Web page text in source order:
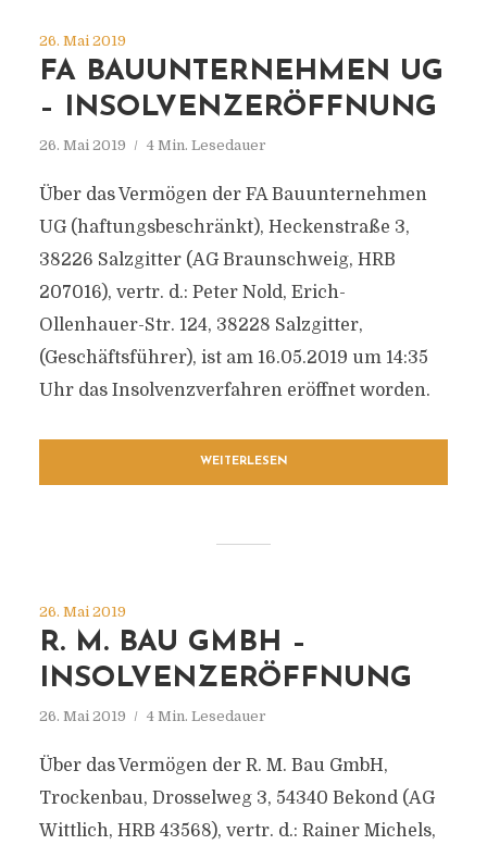
26. Mai 2019
FA BAUUNTERNEHMEN UG
– INSOLVENZERÖFFNUNG
26. Mai 2019 4 Min. Lesedauer
Über das Vermögen der FA Bauunternehmen
UG (haftungsbeschränkt), Heckenstraße 3,
38226 Salzgitter (AG Braunschweig, HRB
207016), vertr. d.: Peter Nold, Erich-
Ollenhauer-Str. 124, 38228 Salzgitter,
(Geschäftsführer), ist am 16.05.2019 um 14:35
Uhr das Insolvenzverfahren eröffnet worden.
WEITERLESEN
26. Mai 2019
R. M. BAU GMBH –
INSOLVENZERÖFFNUNG
26. Mai 2019 4 Min. Lesedauer
Über das Vermögen der R. M. Bau GmbH,
Trockenbau, Drosselweg 3, 54340 Bekond (AG
Wittlich, HRB 43568), vertr. d.: Rainer Michels,